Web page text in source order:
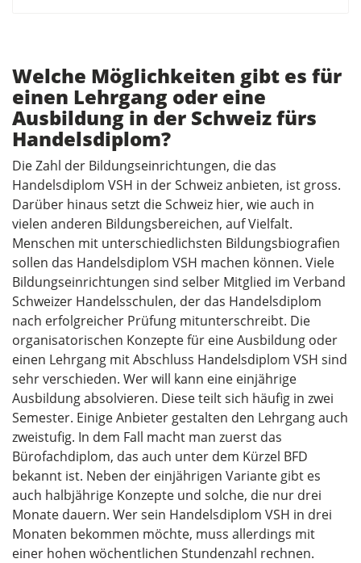
Welche Möglichkeiten gibt es für
einen Lehrgang oder eine
Ausbildung in der Schweiz fürs
Handelsdiplom?
Die Zahl der Bildungseinrichtungen, die das
Handelsdiplom VSH in der Schweiz anbieten, ist gross.
Darüber hinaus setzt die Schweiz hier, wie auch in
vielen anderen Bildungsbereichen, auf Vielfalt.
Menschen mit unterschiedlichsten Bildungsbiografien
sollen das Handelsdiplom VSH machen können. Viele
Bildungseinrichtungen sind selber Mitglied im Verband
Schweizer Handelsschulen, der das Handelsdiplom
nach erfolgreicher Prüfung mitunterschreibt. Die
organisatorischen Konzepte für eine Ausbildung oder
einen Lehrgang mit Abschluss Handelsdiplom VSH sind
sehr verschieden. Wer will kann eine einjährige
Ausbildung absolvieren. Diese teilt sich häufig in zwei
Semester. Einige Anbieter gestalten den Lehrgang auch
zweistufig. In dem Fall macht man zuerst das
Bürofachdiplom, das auch unter dem Kürzel BFD
bekannt ist. Neben der einjährigen Variante gibt es
auch halbjährige Konzepte und solche, die nur drei
Monate dauern. Wer sein Handelsdiplom VSH in drei
Monaten bekommen möchte, muss allerdings mit
einer hohen wöchentlichen Stundenzahl rechnen.